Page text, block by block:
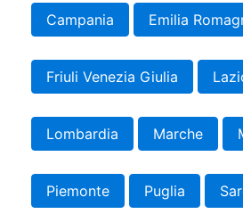
Campania Emilia
Friuli Venezia Giulia
Lombardia Marche
Piemonte Puglia